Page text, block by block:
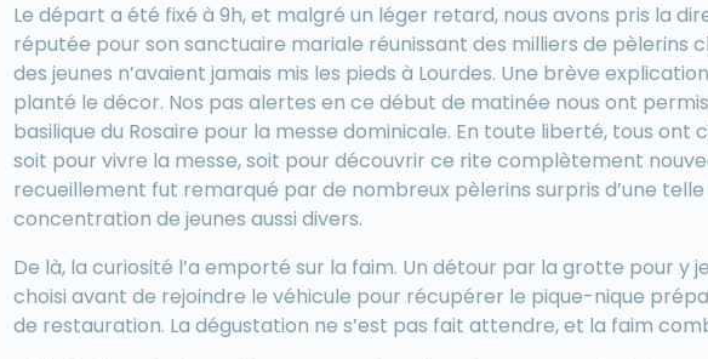
Le départ a été fixé à 9h, et malgré un léger retard, nous avons pris la
réputée pour son sanctuaire mariale réunissant des milliers de pèlerins
des jeunes n’avaient jamais mis les pieds à Lourdes. Une brève
planté le décor. Nos pas alertes en ce début de matinée nous ont
basilique du Rosaire pour la messe dominicale. En toute liberté, tous ont
soit pour vivre la messe, soit pour découvrir ce rite complètement
recueillement fut remarqué par de nombreux pèlerins surpris d’une
concentration de jeunes aussi divers.
De là, la curiosité l’a emporté sur la faim. Un détour par la grotte pour y
choisi avant de rejoindre le véhicule pour récupérer le pique-nique
de restauration. La dégustation ne s’est pas fait attendre, et la faim